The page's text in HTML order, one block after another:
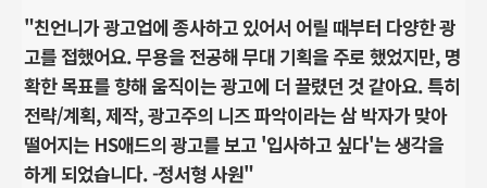
"친언니가 광고업에 종사하고 있어서 어릴 때부터 다양한 광
고를 접했어요. 무용을 전공해 무대 기획을 주로 했었지만, 명
확한 목표를 향해 움직이는 광고에 더 끌렸던 것 같아요. 특히
전략/계획, 제작, 광고주의 니즈 파악이라는 삼 박자가 맞아
떨어지는 HS애드의 광고를 보고 '입사하고 싶다'는 생각을
하게 되었습니다. -정서형 사원"